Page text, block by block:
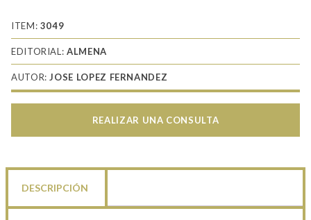
Marco
Agripa
18
a.C
ITEM: 3049
EDITORIAL:ALMENA
AUTOR:JOSE LOPEZ FERNANDEZ
REALIZAR UNA CONSULTA
DESCRIPCIÓN